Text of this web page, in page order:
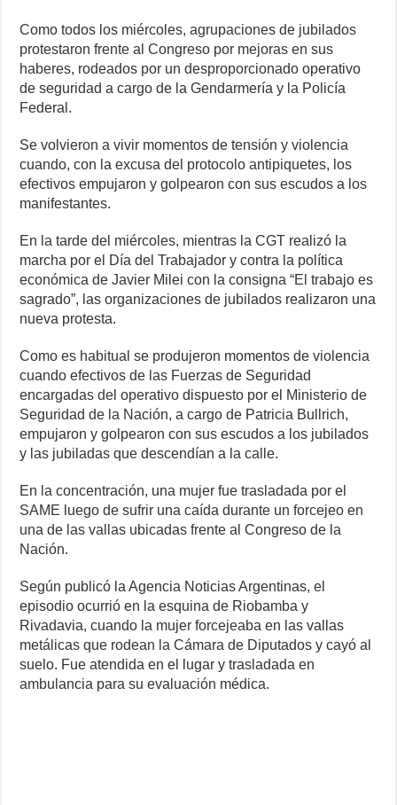
Como todos los miércoles, agrupaciones de jubilados
protestaron frente al Congreso por mejoras en sus
haberes, rodeados por un desproporcionado operativo
de seguridad a cargo de la Gendarmería y la Policía
Federal.
Se volvieron a vivir momentos de tensión y violencia
cuando, con la excusa del protocolo antipiquetes, los
efectivos empujaron y golpearon con sus escudos a los
manifestantes.
En la tarde del miércoles, mientras la CGT realizó la
marcha por el Día del Trabajador y contra la política
económica de Javier Milei con la consigna “El trabajo es
sagrado”, las organizaciones de jubilados realizaron una
nueva protesta.
Como es habitual se produjeron momentos de violencia
cuando efectivos de las Fuerzas de Seguridad
encargadas del operativo dispuesto por el Ministerio de
Seguridad de la Nación, a cargo de Patricia Bullrich,
empujaron y golpearon con sus escudos a los jubilados
y las jubiladas que descendían a la calle.
En la concentración, una mujer fue trasladada por el
SAME luego de sufrir una caída durante un forcejeo en
una de las vallas ubicadas frente al Congreso de la
Nación.
Según publicó la Agencia Noticias Argentinas, el
episodio ocurrió en la esquina de Riobamba y
Rivadavia, cuando la mujer forcejeaba en las vallas
metálicas que rodean la Cámara de Diputados y cayó al
suelo. Fue atendida en el lugar y trasladada en
ambulancia para su evaluación médica.